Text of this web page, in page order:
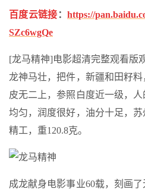
百度云链接 ：https://
SZc6wgQe
[龙马精神]电影超清完整观看版
龙神马壮，把件，新疆和田籽
皮无二上，参照白度近一级，
均匀，润度很好，油分十足，
精工，重120.8克。
成龙献身电影事业60载，刻画